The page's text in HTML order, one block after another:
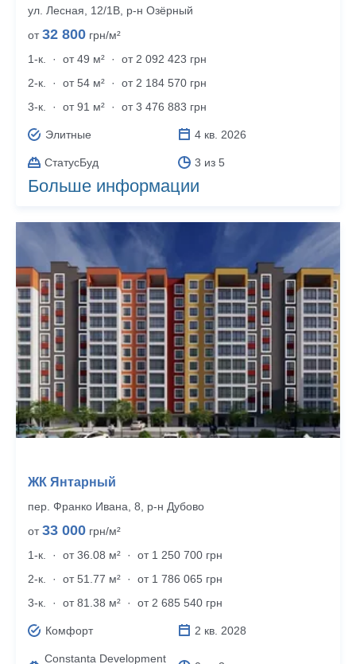
ул. Лесная, 12/1В, р‑н Озёрный
от32 800 грн/м²
1-к.
· от 49 м² ·
от 2 092 423 грн
2-к.
· от 54 м² ·
от 2 184 570 грн
3-к.
· от 91 м² · от 3 476 883 грн
Элитные 4 кв. 2026
СтатусБуд 3 из 5
Больше информации
ЖК Янтарный
пер. Франко Ивана, 8, р‑н Дубово
от33 000 грн/м²
1-к.
· от 36.08 м² ·
от 1 250 700 грн
2-к.
· от 51.77 м² ·
от 1 786 065 грн
3-к.
· от 81.38 м² · от 2 685 540 грн
Комфорт 2 кв. 2028
Constanta Development